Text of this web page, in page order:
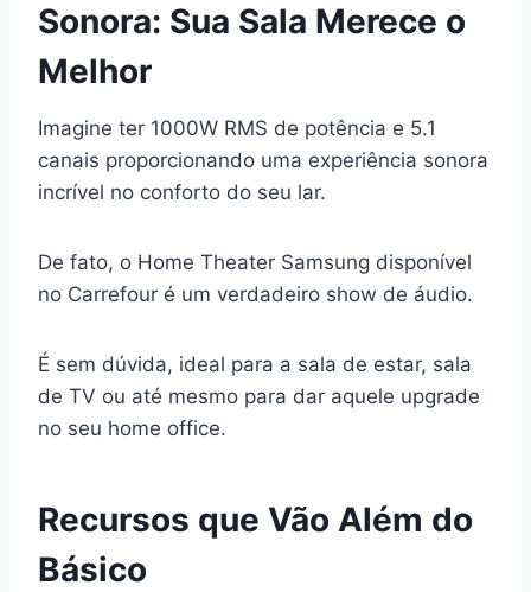
Sonora: Sua Sala Merece o
Melhor
Imagine ter 1000W RMS de potência e 5.1
canais proporcionando uma experiência sonora
incrível no conforto do seu lar.
De fato, o Home Theater Samsung disponível
no Carrefour é um verdadeiro show de áudio.
É sem dúvida, ideal para a sala de estar, sala
de TV ou até mesmo para dar aquele upgrade
no seu home office.
Recursos que Vão Além do
Básico